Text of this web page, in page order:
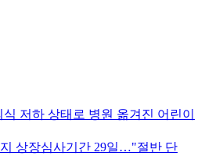
식 저하 상태로 병원 옮겨진 어린이
상장심사기간 29일…"절반 단